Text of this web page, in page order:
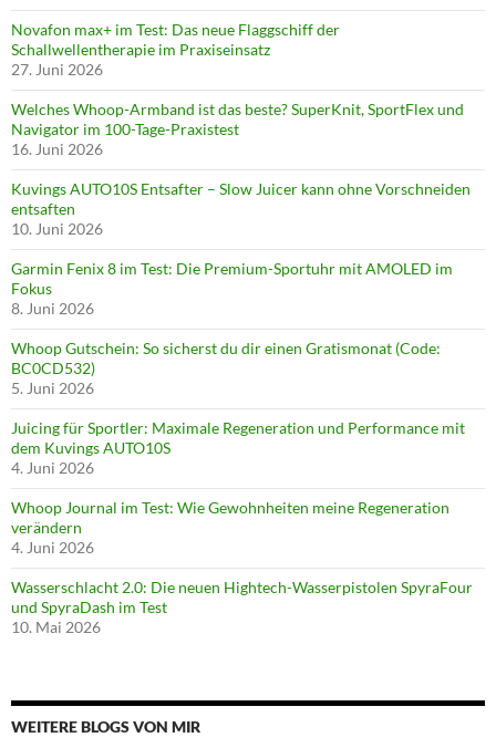
Novafon max+ im Test: Das neue Flaggschiff der
Schallwellentherapie im Praxiseinsatz
27. Juni 2026
Welches Whoop-Armband ist das beste? SuperKnit, SportFlex und
Navigator im 100-Tage-Praxistest
16. Juni 2026
Kuvings AUTO10S Entsafter – Slow Juicer kann ohne Vorschneiden
entsaften
10. Juni 2026
Garmin Fenix 8 im Test: Die Premium-Sportuhr mit AMOLED im
Fokus
8. Juni 2026
Whoop Gutschein: So sicherst du dir einen Gratismonat (Code:
BC0CD532)
5. Juni 2026
Juicing für Sportler: Maximale Regeneration und Performance mit
dem Kuvings AUTO10S
4. Juni 2026
Whoop Journal im Test: Wie Gewohnheiten meine Regeneration
verändern
4. Juni 2026
Wasserschlacht 2.0: Die neuen Hightech-Wasserpistolen SpyraFour
und SpyraDash im Test
10. Mai 2026
WEITERE BLOGS VON MIR